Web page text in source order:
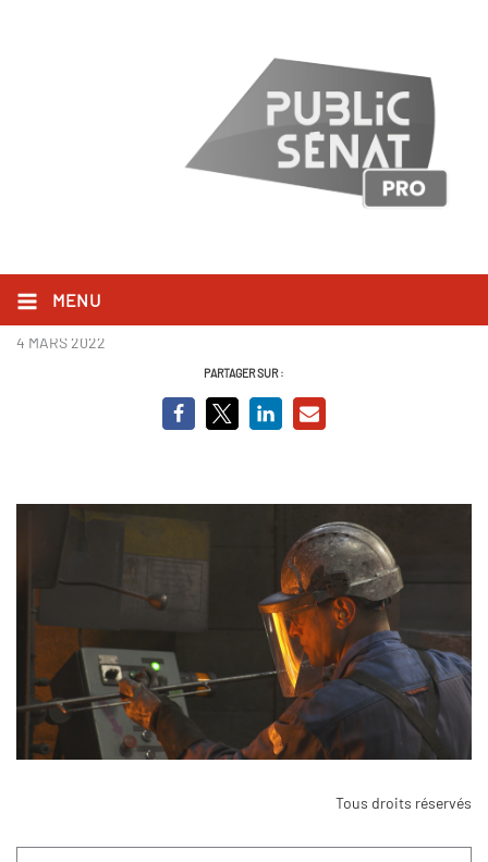
MENU
4 MARS 2022
PARTAGER SUR :
Tous droits réservés